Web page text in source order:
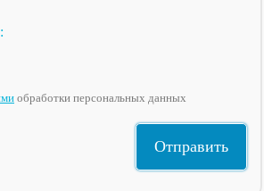
обработки персональных данных